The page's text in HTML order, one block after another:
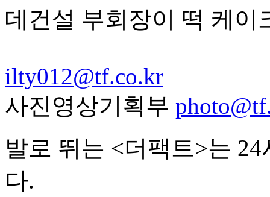
데건설 부회장이 떡 케이
ilty012@tf.co.kr
사진영상기획부
발로 뛰는 <더팩트>는
다.